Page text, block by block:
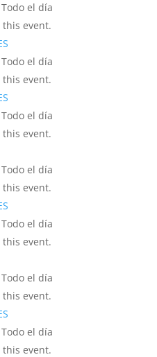
el día
event.
el día
event.
el día
event.
el día
event.
el día
event.
el día
event.
el día
event.